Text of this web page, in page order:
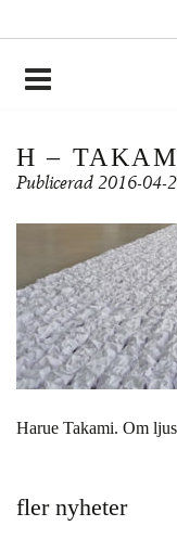
H –
Publicerad 2016-04-
Harue Takami. Om
fler nyheter